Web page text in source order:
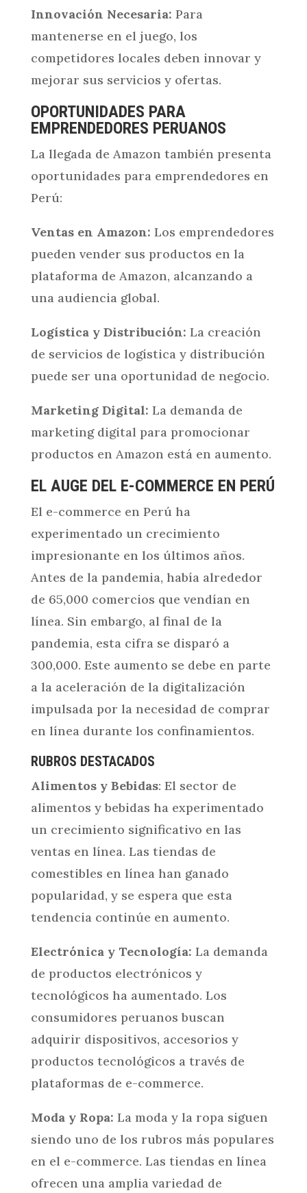
Innovación Necesaria: Para
mantenerse en el juego, los
competidores locales deben innovar y
mejorar sus servicios y ofertas.
OPORTUNIDADES PARA
EMPRENDEDORES PERUANOS
La llegada de Amazon también presenta
oportunidades para emprendedores en
Perú:
Ventas en Amazon: Los emprendedores
pueden vender sus productos en la
plataforma de Amazon, alcanzando a
una audiencia global.
Logística y Distribución: La creación
de servicios de logística y distribución
puede ser una oportunidad de negocio.
Marketing Digital: La demanda de
marketing digital para promocionar
productos en Amazon está en aumento.
EL AUGE DEL E-COMMERCE EN PERÚ
El e-commerce en Perú ha
experimentado un crecimiento
impresionante en los últimos años.
Antes de la pandemia, había alrededor
de 65,000 comercios que vendían en
línea. Sin embargo, al final de la
pandemia, esta cifra se disparó a
300,000. Este aumento se debe en parte
a la aceleración de la digitalización
impulsada por la necesidad de comprar
en línea durante los confinamientos.
RUBROS DESTACADOS
Alimentos y Bebidas: El sector de
alimentos y bebidas ha experimentado
un crecimiento significativo en las
ventas en línea. Las tiendas de
comestibles en línea han ganado
popularidad, y se espera que esta
tendencia continúe en aumento.
Electrónica y Tecnología: La demanda
de productos electrónicos y
tecnológicos ha aumentado. Los
consumidores peruanos buscan
adquirir dispositivos, accesorios y
productos tecnológicos a través de
plataformas de e-commerce.
Moda y Ropa: La moda y la ropa siguen
siendo uno de los rubros más populares
en el e-commerce. Las tiendas en línea
ofrecen una amplia variedad de